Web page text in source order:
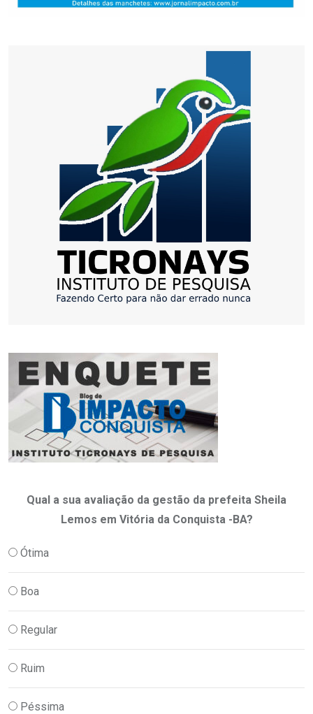
Qual a sua avaliação da gestão da prefeita Sheila
Lemos em Vitória da Conquista -BA?
Ótima
Boa
Regular
Ruim
Péssima